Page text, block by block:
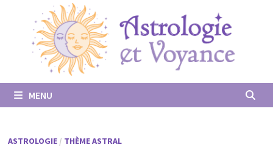
contenu
MENU
ASTROLOGIE/ THÈME ASTRAL